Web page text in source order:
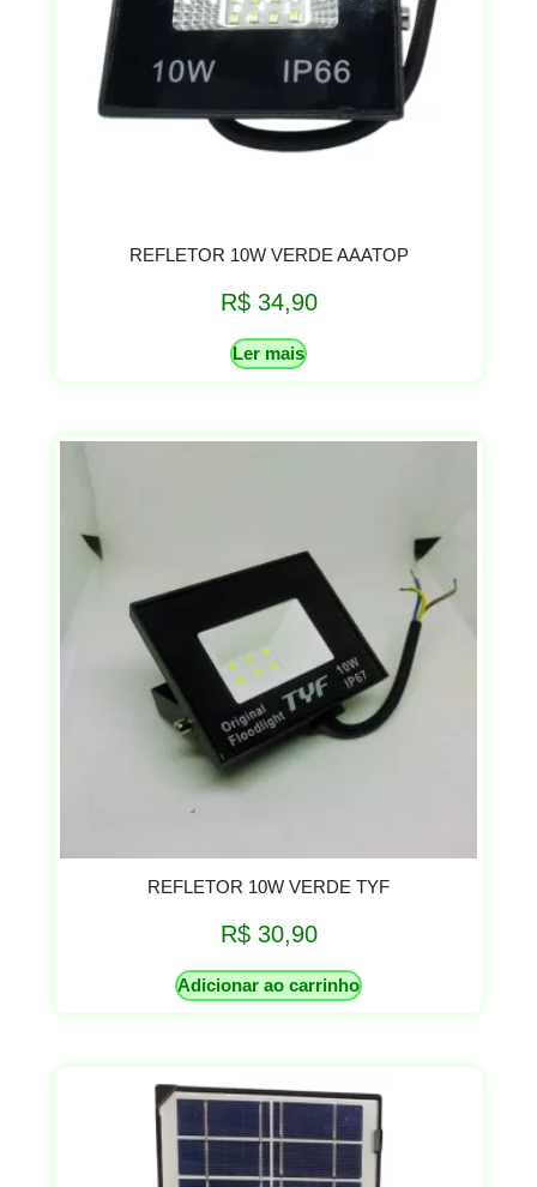
REFLETOR 10W VERDE AAATOP
R$34,90
Ler mais
REFLETOR 10W VERDE TYF
R$30,90
Adicionar ao carrinho